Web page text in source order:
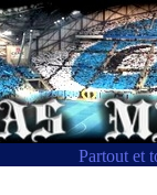
Partout et